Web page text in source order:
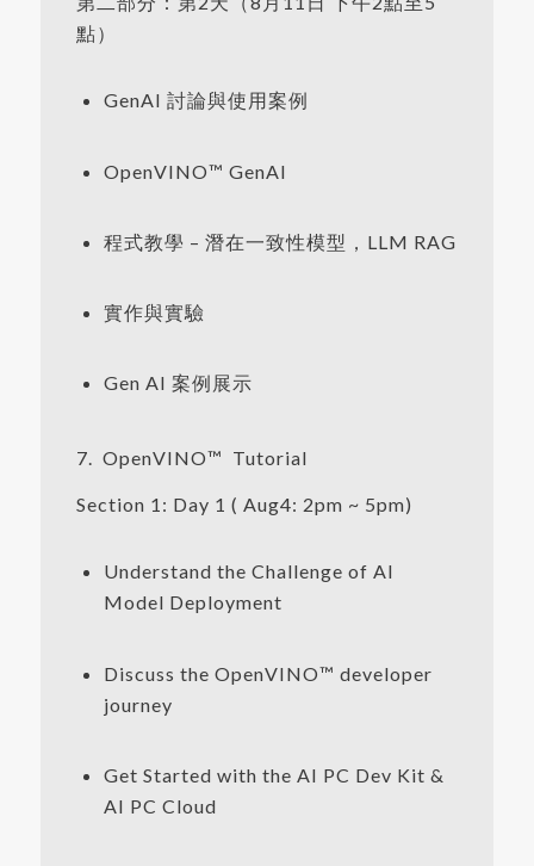
點）
GenAI 討論與使用案例
OpenVINO™ GenAI
程式教學 – 潛在一致性模型，LLM RAG
實作與實驗
Gen AI 案例展示
7. OpenVINO™ Tutorial
Section 1: Day 1 ( Aug4: 2pm ~ 5pm)
Understand the Challenge of AI
Model Deployment
Discuss the OpenVINO™ developer
journey
Get Started with the AI PC Dev Kit &
AI PC Cloud